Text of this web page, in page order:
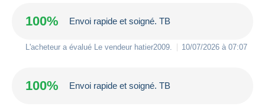
100% Envoi rapide et soigné. TB
L'acheteur a évalué Le vendeur hatier2009 10/07/2026 à 07:07
100% Envoi rapide et soigné. TB